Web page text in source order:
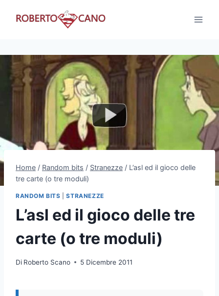
Home / Random bits / Stranezze / L’asl ed il gioco delle
tre carte (o tre moduli)
RANDOM BITS |STRANEZZE
L’asl ed il gioco delle tre
carte (o tre moduli)
Di Roberto Scano 5 Dicembre 2011